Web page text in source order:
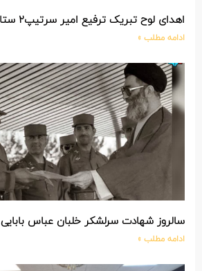
اهدای لوح تبریک ترفیع امیر سرتیپ۲ ستاد حسین صادق زاده فرمانده تیپ ۲۵ واکنش سریع شهید آبگون نزاجا مستقر در تبریز
ادامه مطلب »
سالروز شهادت سرلشکر خلبان عباس بابایی
ادامه مطلب »